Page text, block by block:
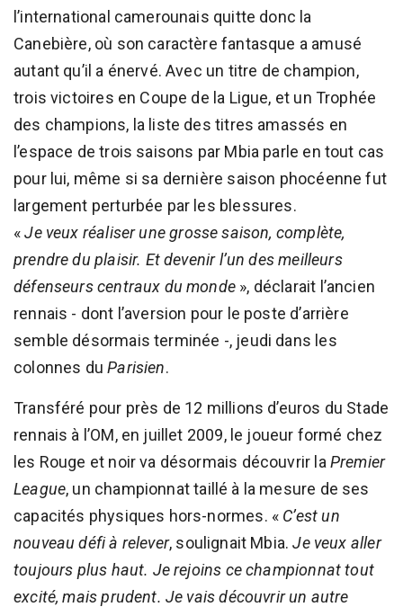
l’international camerounais quitte donc la
Canebière, où son caractère fantasque a amusé
autant qu’il a énervé. Avec un titre de champion,
trois victoires en Coupe de la Ligue, et un Trophée
des champions, la liste des titres amassés en
l’espace de trois saisons par Mbia parle en tout cas
pour lui, même si sa dernière saison phocéenne fut
largement perturbée par les blessures.
«Je veux réaliser une grosse saison, complète,
prendre du plaisir. Et devenir l’un des meilleurs
défenseurs centraux du monde », déclarait l’ancien
rennais - dont l’aversion pour le poste d’arrière
semble désormais terminée -, jeudi dans les
colonnes duParisien.
Transféré pour près de 12 millions d’euros du Stade
rennais à l’OM, en juillet 2009, le joueur formé chez
les Rouge et noir va désormais découvrir la Premier
League, un championnat taillé à la mesure de ses
capacités physiques hors-normes. « C’est un
nouveau défi à relever, soulignait Mbia.Je veux aller
toujours plus haut. Je rejoins ce championnat tout
excité, mais prudent. Je vais découvrir un autre